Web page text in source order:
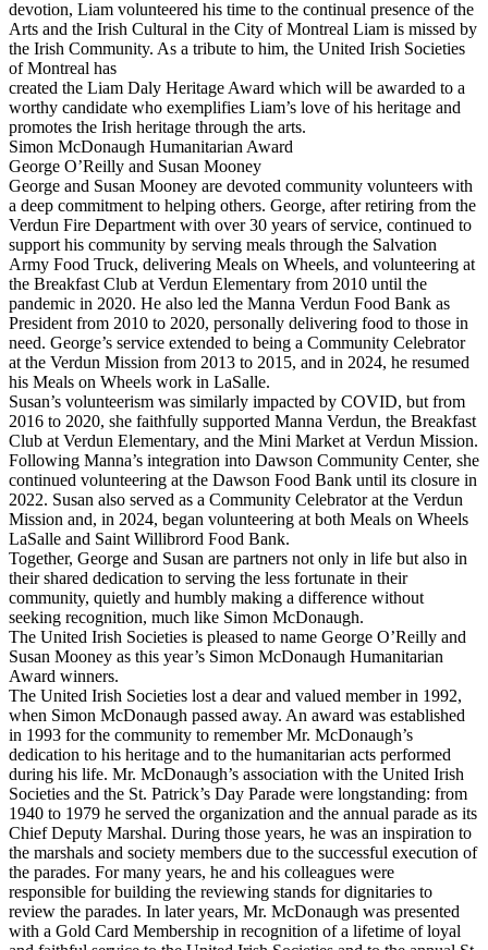
devotion, Liam volunteered his time to the continual presence of the
Arts and the Irish Cultural in the City of Montreal Liam is missed by
the Irish Community. As a tribute to him, the United Irish Societies
of Montreal has
created the Liam Daly Heritage Award which will be awarded to a
worthy candidate who exemplifies Liam’s love of his heritage and
promotes the Irish heritage through the arts.
Simon McDonaugh Humanitarian Award
George O’Reilly and Susan Mooney
George and Susan Mooney are devoted community volunteers with
a deep commitment to helping others. George, after retiring from the
Verdun Fire Department with over 30 years of service, continued to
support his community by serving meals through the Salvation
Army Food Truck, delivering Meals on Wheels, and volunteering at
the Breakfast Club at Verdun Elementary from 2010 until the
pandemic in 2020. He also led the Manna Verdun Food Bank as
President from 2010 to 2020, personally delivering food to those in
need. George’s service extended to being a Community Celebrator
at the Verdun Mission from 2013 to 2015, and in 2024, he resumed
his Meals on Wheels work in LaSalle.
Susan’s volunteerism was similarly impacted by COVID, but from
2016 to 2020, she faithfully supported Manna Verdun, the Breakfast
Club at Verdun Elementary, and the Mini Market at Verdun Mission.
Following Manna’s integration into Dawson Community Center, she
continued volunteering at the Dawson Food Bank until its closure in
2022. Susan also served as a Community Celebrator at the Verdun
Mission and, in 2024, began volunteering at both Meals on Wheels
LaSalle and Saint Willibrord Food Bank.
Together, George and Susan are partners not only in life but also in
their shared dedication to serving the less fortunate in their
community, quietly and humbly making a difference without
seeking recognition, much like Simon McDonaugh.
The United Irish Societies is pleased to name George O’Reilly and
Susan Mooney as this year’s Simon McDonaugh Humanitarian
Award winners.
The United Irish Societies lost a dear and valued member in 1992,
when Simon McDonaugh passed away. An award was established
in 1993 for the community to remember Mr. McDonaugh’s
dedication to his heritage and to the humanitarian acts performed
during his life. Mr. McDonaugh’s association with the United Irish
Societies and the St. Patrick’s Day Parade were longstanding: from
1940 to 1979 he served the organization and the annual parade as its
Chief Deputy Marshal. During those years, he was an inspiration to
the marshals and society members due to the successful execution of
the parades. For many years, he and his colleagues were
responsible for building the reviewing stands for dignitaries to
review the parades. In later years, Mr. McDonaugh was presented
with a Gold Card Membership in recognition of a lifetime of loyal